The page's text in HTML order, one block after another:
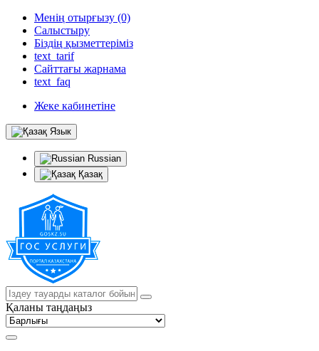
Менің отырғызу (0)
Салыстыру
Біздің қызметтеріміз
text_tarif
Сайттағы жарнама
text_faq
Жеке кабинетіне
Язык
Russian
Қазақ
Қаланы таңдаңыз